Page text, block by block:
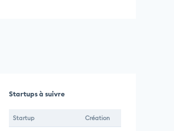
Startups à suivre
Startup Création